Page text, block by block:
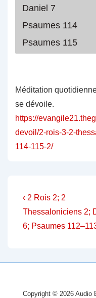
Daniel 7
Psaumes 114
Psaumes 115
Méditation
se dévoile.
https://
devoil/2-rois-3-2-
114-115-2/
Navigation
de
l’article
Previous
Post
is
‹ 2 Rois 2; 2
Thessaloniciens 2;
6; Psaumes
Copyright © 2026 Audio